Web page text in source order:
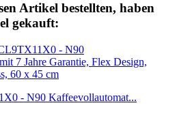
Artikel bestellten, haben
gekauft:
- N90 Kaffeevollautomat...